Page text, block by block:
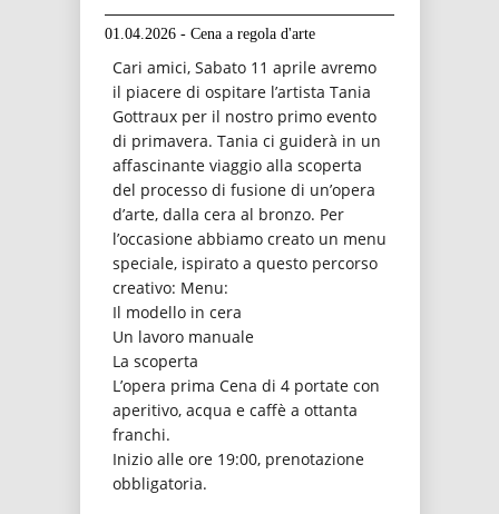
01.04.2026 - Cena a regola d'arte
Cari amici, Sabato 11 aprile avremo
il piacere di ospitare l’artista Tania
Gottraux per il nostro primo evento
di primavera. Tania ci guiderà in un
affascinante viaggio alla scoperta
del processo di fusione di un’opera
d’arte, dalla cera al bronzo. Per
l’occasione abbiamo creato un menu
speciale, ispirato a questo percorso
creativo: Menu:
Il modello in cera
Un lavoro manuale
La scoperta
L’opera prima Cena di 4 portate con
aperitivo, acqua e caffè a ottanta
franchi.
Inizio alle ore 19:00, prenotazione
obbligatoria.